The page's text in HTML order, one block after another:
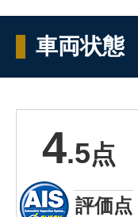
車両状態
4.5点
評価点